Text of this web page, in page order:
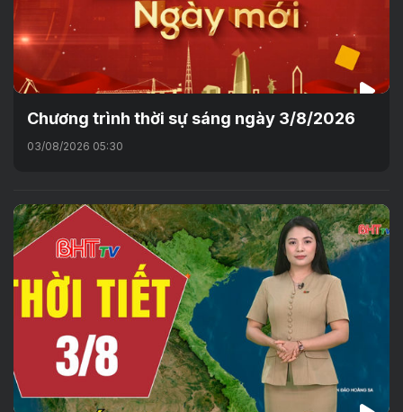
Chương trình thời sự sáng ngày 3/8/2026
03/08/2026 05:30